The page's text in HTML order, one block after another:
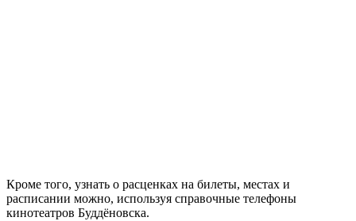
Кроме того, узнать о расценках на билеты, местах и
расписании можно, используя справочные телефоны
кинотеатров Буддёновска.